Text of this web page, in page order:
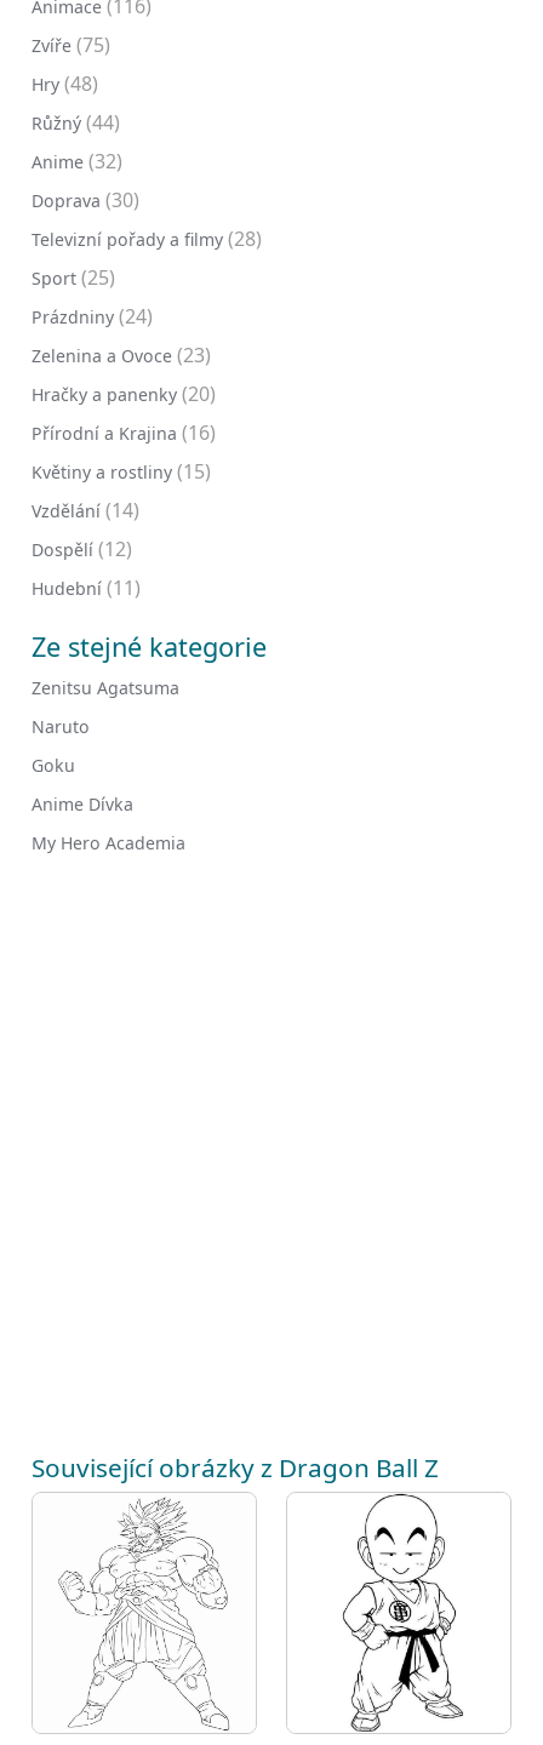
Animace (116)
Zvíře (75)
Hry (48)
Růžný (44)
Anime (32)
Doprava (30)
Televizní pořady a filmy (28)
Sport (25)
Prázdniny (24)
Zelenina a Ovoce (23)
Hračky a panenky (20)
Přírodní a Krajina (16)
Květiny a rostliny (15)
Vzdělání (14)
Dospělí (12)
Hudební (11)
Ze stejné kategorie
Zenitsu Agatsuma
Naruto
Goku
Anime Dívka
My Hero Academia
Související obrázky z Dragon Ball Z